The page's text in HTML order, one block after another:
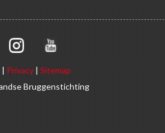
| Privacy | Sitemap
Bruggenstichting